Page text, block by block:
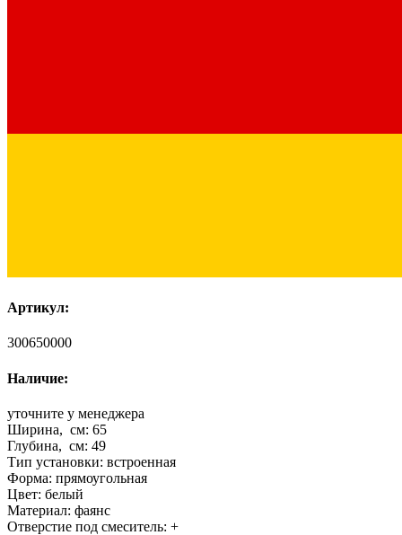
Артикул:
300650000
Наличие:
уточните у менеджера
Ширина, см: 65
Глубина, см: 49
Тип установки: встроенная
Форма: прямоугольная
Цвет: белый
Материал: фаянс
Отверстие под смеситель: +